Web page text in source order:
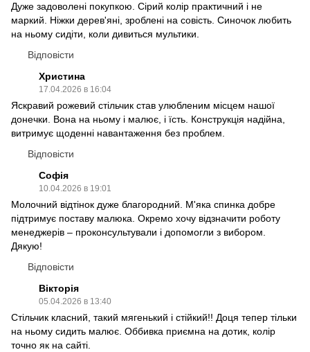
Дуже задоволені покупкою. Сірий колір практичний і не
маркий. Ніжки дерев'яні, зроблені на совість. Синочок любить
на ньому сидіти, коли дивиться мультики.
Відповісти
Христина
17.04.2026 в 16:04
Яскравий рожевий стільчик став улюбленим місцем нашої
донечки. Вона на ньому і малює, і їсть. Конструкція надійна,
витримує щоденні навантаження без проблем.
Відповісти
Софія
10.04.2026 в 19:01
Молочний відтінок дуже благородний. М'яка спинка добре
підтримує поставу малюка. Окремо хочу відзначити роботу
менеджерів – проконсультували і допомогли з вибором.
Дякую!
Відповісти
Вікторія
05.04.2026 в 13:40
Стільчик класний, такий мягенький і стійкий!! Доця тепер тільки
на ньому сидить малює. Оббивка приємна на дотик, колір
точно як на сайті.